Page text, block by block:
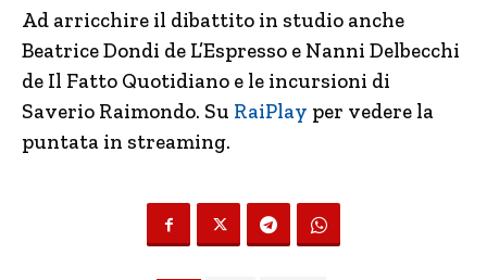
Ad arricchire il dibattito in studio anche
Beatrice Dondi de L’Espresso e Nanni Delbecchi
de Il Fatto Quotidiano e le incursioni di
Saverio Raimondo. Su RaiPlay per vedere la
puntata in streaming.